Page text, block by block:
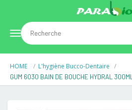
Toggle
navigation
HOME L'hygiène Bucco-Dentaire
GUM 6030 BAIN DE BOUCHE HYDRAL 300ML